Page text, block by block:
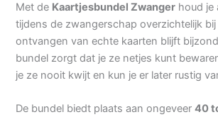
Met de Kaartjesbundel Zwanger houd je
tijdens de zwangerschap overzichtelijk bij
ontvangen van echte kaarten blijft
bundel zorgt dat je ze netjes kunt
je ze nooit kwijt en kun je er later rustig
De bundel biedt plaats aan ongeveer40